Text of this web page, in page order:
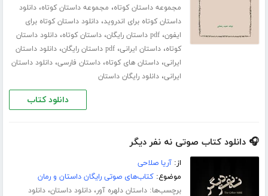
مجموعه داستان کوتاه، مجموعه داستان کوتاه،دانلود
داستان کوتاه برای اندروید،دانلود داستان کوتاه برای
ایفون،pdf داستان رایگان ،داستان کوتاه،دانلود داستان
کوتاه،داستان ایرانی،pdf داستان رایگان ،دانلود داستان
ایرانی،داستان های کوتاه،داستان فارسی،دانلود داستان
ایرانی،دانلود رایگان داستان
دانلود کتاب
🎧 دانلود کتاب صوتی نه نفر دیگر
از:آریا صلاحی
موضوع:کتاب‌های صوتی رایگان داستان و رمان
برچسب‌ها:داستان دلهره آور،دانلود داستان،دانلود